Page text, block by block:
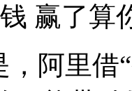
赢了算
阿里借